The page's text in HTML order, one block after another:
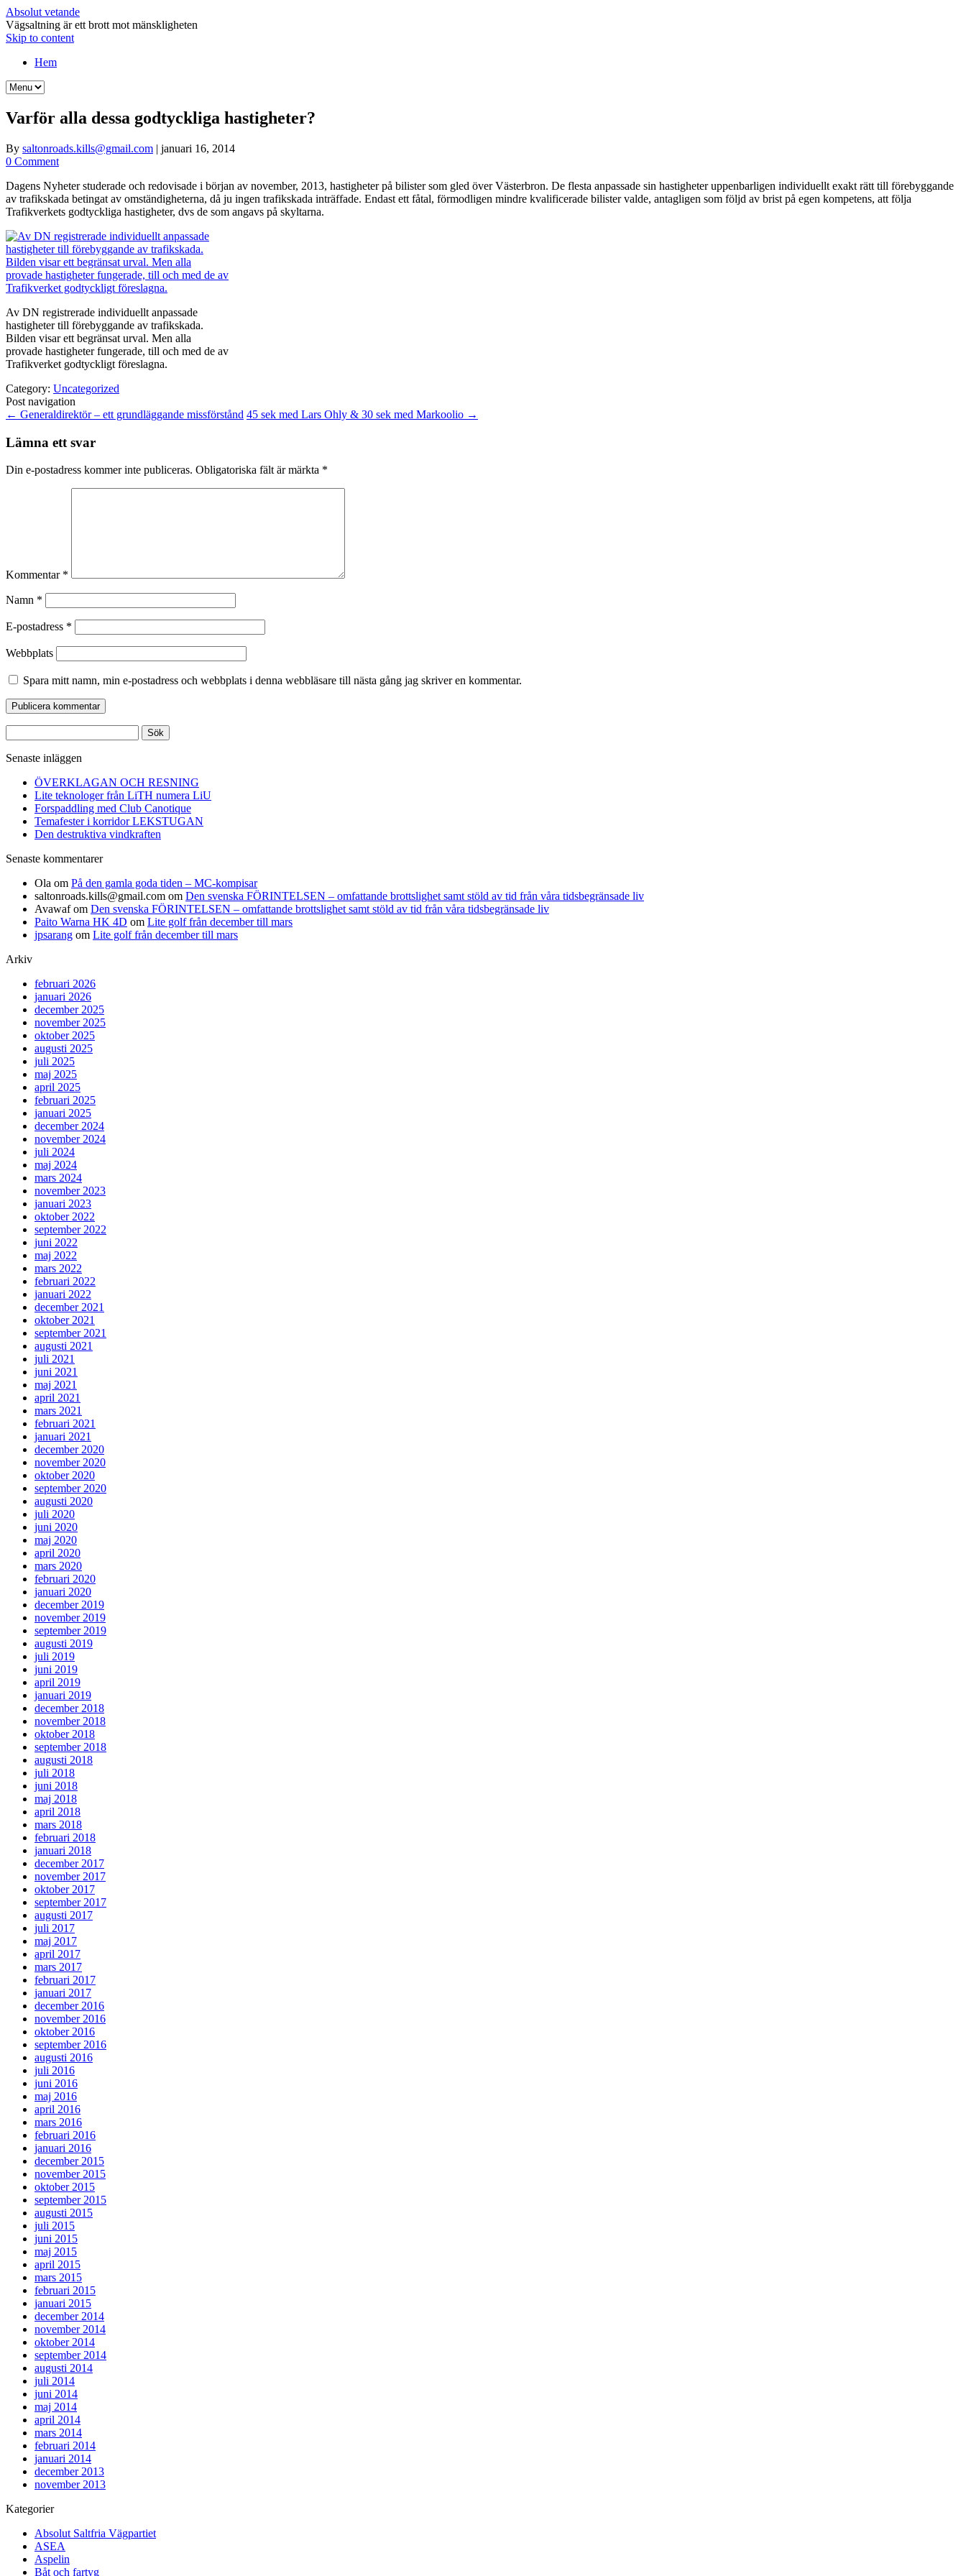
Absolut vetande
Vägsaltning är ett brott mot mänskligheten
Skip to content
Hem
Varför alla dessa godtyckliga hastigheter?
By saltonroads.kills@gmail.com | januari 16, 2014
0 Comment
Dagens Nyheter studerade och redovisade i början av november, 2013, hastigheter på bilister som gled över Västerbron. De flesta anpassade sin hastigheter uppenbarligen individuellt exakt rätt till förebyggande
av trafikskada betingat av omständigheterna, då ju ingen trafikskada inträffade. Endast ett fåtal, förmodligen mindre kvalificerade bilister valde, antagligen som följd av brist på egen kompetens, att följa
Trafikverkets godtyckliga hastigheter, dvs de som angavs på skyltarna.
Av DN registrerade individuellt anpassade
hastigheter till förebyggande av trafikskada.
Bilden visar ett begränsat urval. Men alla
provade hastigheter fungerade, till och med de av
Trafikverket godtyckligt föreslagna.
Category: Uncategorized
Post navigation
← Generaldirektör – ett grundläggande missförstånd 45 sek med Lars Ohly & 30 sek med Markoolio →
Lämna ett svar
Din e-postadress kommer inte publiceras. Obligatoriska fält är märkta *
Kommentar *
Namn *
E-postadress *
Webbplats
Spara mitt namn, min e-postadress och webbplats i denna webbläsare till nästa gång jag skriver en kommentar.
efter:
Senaste inläggen
ÖVERKLAGAN OCH RESNING
Lite teknologer från LiTH numera LiU
Forspaddling med Club Canotique
Temafester i korridor LEKSTUGAN
Den destruktiva vindkraften
Senaste kommentarer
Ola om På den gamla goda tiden – MC-kompisar
saltonroads.kills@gmail.com om Den svenska FÖRINTELSEN – omfattande brottslighet samt stöld av tid från våra tidsbegränsade liv
Avawafom Den svenska FÖRINTELSEN – omfattande brottslighet samt stöld av tid från våra tidsbegränsade liv
Paito Warna HK 4D om Lite golf från december till mars
jpsarang om Lite golf från december till mars
Arkiv
februari 2026
januari 2026
december 2025
november 2025
oktober 2025
augusti 2025
juli 2025
maj 2025
april 2025
februari 2025
januari 2025
december 2024
november 2024
juli 2024
maj 2024
mars 2024
november 2023
januari 2023
oktober 2022
september 2022
juni 2022
maj 2022
mars 2022
februari 2022
januari 2022
december 2021
oktober 2021
september 2021
augusti 2021
juli 2021
juni 2021
maj 2021
april 2021
mars 2021
februari 2021
januari 2021
december 2020
november 2020
oktober 2020
september 2020
augusti 2020
juli 2020
juni 2020
maj 2020
april 2020
mars 2020
februari 2020
januari 2020
december 2019
november 2019
september 2019
augusti 2019
juli 2019
juni 2019
april 2019
januari 2019
december 2018
november 2018
oktober 2018
september 2018
augusti 2018
juli 2018
juni 2018
maj 2018
april 2018
mars 2018
februari 2018
januari 2018
december 2017
november 2017
oktober 2017
september 2017
augusti 2017
juli 2017
maj 2017
april 2017
mars 2017
februari 2017
januari 2017
december 2016
november 2016
oktober 2016
september 2016
augusti 2016
juli 2016
juni 2016
maj 2016
april 2016
mars 2016
februari 2016
januari 2016
december 2015
november 2015
oktober 2015
september 2015
augusti 2015
juli 2015
juni 2015
maj 2015
april 2015
mars 2015
februari 2015
januari 2015
december 2014
november 2014
oktober 2014
september 2014
augusti 2014
juli 2014
juni 2014
maj 2014
april 2014
mars 2014
februari 2014
januari 2014
december 2013
november 2013
Kategorier
Absolut Saltfria Vägpartiet
ASEA
Aspelin
Båt och fartyg